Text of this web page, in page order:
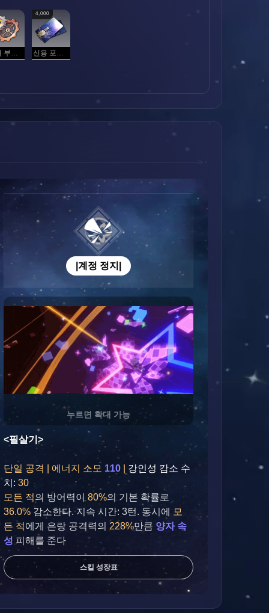
4,000
|계정 정지|
누르면 확대 가능
<필살기>
단일 공격 | 에너지 소모 110
강인성 감소 수
치: 30
모든 적의 방어력이 80%의 기본 확률로
36.0% 감소한다. 지속 시간: 3턴. 동시에
모
든 적에게 은랑 공격력의 228%만큼 양자 속
성 피해를 준다
스킬 성장표